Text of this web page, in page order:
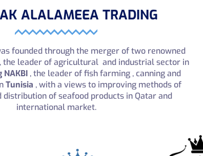
ALALAMEEA TRADING
founded through the merger of two renowned
the leader of agricultural and industrial sector in
NAKBI, the leader of fish farming , canning and
Tunisia , with a views to improving methods of
of seafood products in Qatar and
international market.